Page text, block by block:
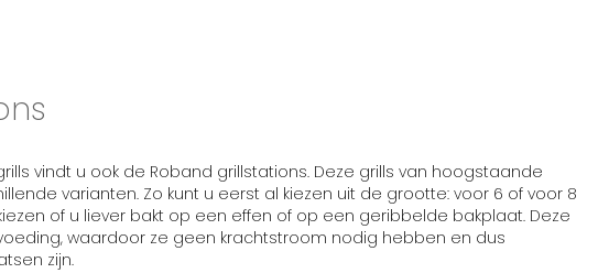
vindt u ook de Roband grillstations. Deze grills van hoogstaande
varianten. Zo kunt u eerst al kiezen uit de grootte: voor 6 of voor 8
of u liever bakt op een effen of op een geribbelde bakplaat. Deze
waardoor ze geen krachtstroom nodig hebben en dus
zijn.